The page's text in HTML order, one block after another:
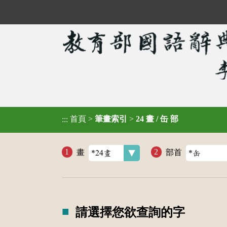
::: 首頁 > 筆畫索引 > 24 畫 / 缶 部
畫 部首
請選擇您欲查詢的字